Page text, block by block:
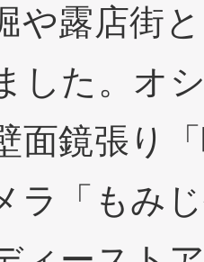
や露店街
した。オ
面鏡張り
ラ「もみ